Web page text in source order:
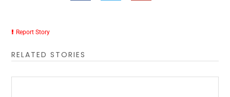
Report Story
RELATED STORIES